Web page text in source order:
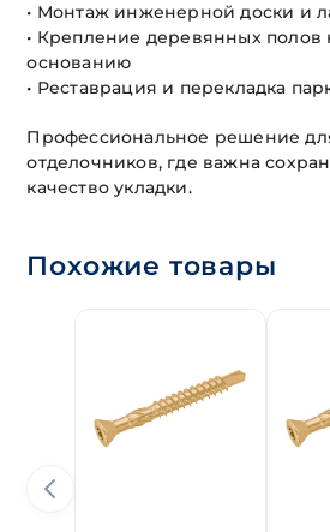
• Монтаж инженерной доски и
• Крепление деревянных полов
основанию
• Реставрация и перекладка
Профессиональное решение
отделочников, где важна
качество укладки.
Похожие товары